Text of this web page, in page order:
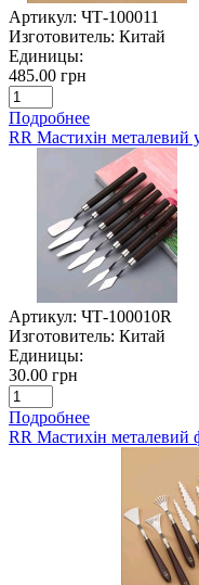
Артикул: ЧТ-100011
Изготовитель: Китай
Единицы:
485.00 грн
Подробнее
RR Мастихін металевий
Артикул: ЧТ-100010R
Изготовитель: Китай
Единицы:
30.00 грн
Подробнее
RR Мастихін металевий